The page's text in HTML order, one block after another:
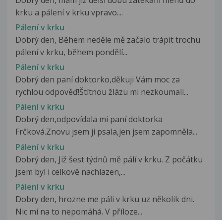
krku a pálení v krku vpravo....
Pálení v krku
Dobrý den, Během neděle mě začalo trápit trochu
pálení v krku, během pondělí...
Pálení v krku
Dobrý den paní doktorko,děkuji Vám moc za
rychlou odpověď!Štítnou žlázu mi nezkoumali...
Pálení v krku
Dobrý den,odpovídala mi paní doktorka
Frčková.Znovu jsem ji psala,jen jsem zapomněla...
Pálení v krku
Dobrý den, Již šest týdnů mě pálí v krku. Z počátku
jsem byl i celkově nachlazen,...
Pálení v krku
Dobry den, hrozne me páli v krku uz několik dni.
Nic mi na to nepomáhá. V příloze...